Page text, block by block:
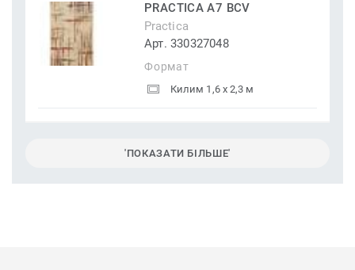
PRACTICA A7 BCV
Practica
Арт. 330327048
Формат
Килим 1,6 x 2,3 м
'ПОКАЗАТИ БІЛЬШЕ'